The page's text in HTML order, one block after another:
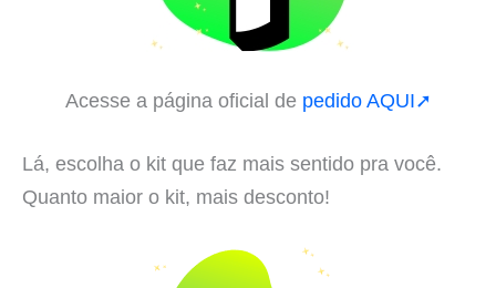
Acesse a página oficial de pedido AQUI➚
Lá, escolha o kit que faz mais sentido pra você.
Quanto maior o kit, mais desconto!